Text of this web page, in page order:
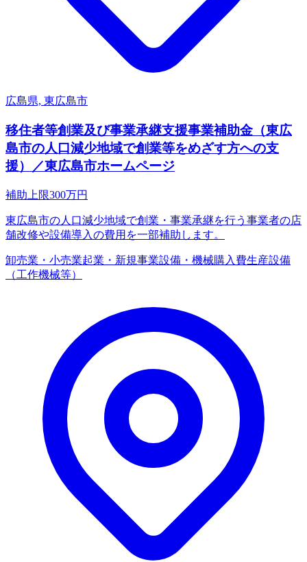
広島県, 東広島市
移住者等創業及び事業承継支援事業補助金（東広
島市の人口減少地域で創業等をめざす方への支
援）／東広島市ホームページ
補助上限300万円
東広島市の人口減少地域で創業・事業承継を行う事業者の店
舗改修や設備導入の費用を一部補助します。
卸売業・小売業起業・新規事業設備・機械購入費生産設備
（工作機械等）